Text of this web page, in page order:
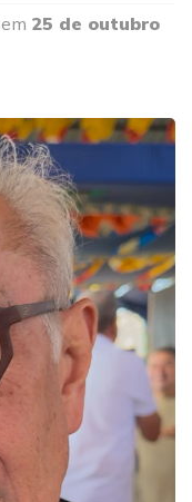
em 25 de outubro